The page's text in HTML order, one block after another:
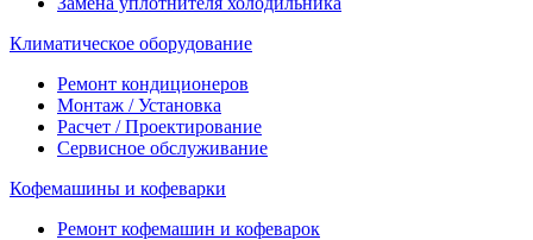
Климатическое оборудование
Ремонт кондиционеров
Монтаж / Установка
Расчет / Проектирование
Сервисное обслуживание
Кофемашины и кофеварки
Ремонт кофемашин и кофеварок